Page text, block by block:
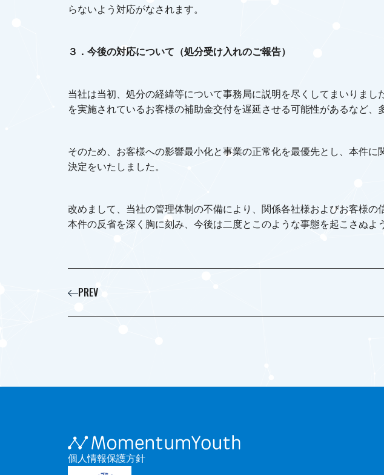
らないよう対応がなされます。
３．今後の対応について（処分受け入れのご報告）
当社は当初、処分の経緯等について事務局に説明を尽くしてまいりま
を実施されているお客様の補助金交付を遅延させる可能性があるなど
そのため、お客様への影響最小化と事業の正常化を最優先とし、本件
決定をいたしました。
改めまして、当社の管理体制の不備により、関係各社様およびお客様
本件の反省を深く胸に刻み、今後は二度とこのような事態を起こさぬよ
PREV
個人情報保護方針